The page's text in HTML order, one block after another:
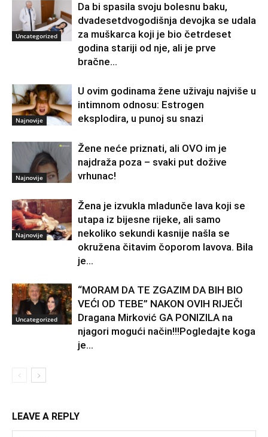
Uncategorized
Da bi spasila svoju bolesnu baku,
dvadesetdvogodišnja devojka se udala
za muškarca koji je bio četrdeset
godina stariji od nje, ali je prve
bračne...
Najnovije
U ovim godinama žene uživaju najviše u
intimnom odnosu: Estrogen
eksplodira, u punoj su snazi
Najnovije
Žene neće priznati, ali OVO im je
najdraža poza – svaki put dožive
vrhunac!
Najnovije
Žena je izvukla mladunče lava koji se
utapa iz bijesne rijeke, ali samo
nekoliko sekundi kasnije našla se
okružena čitavim čoporom lavova. Bila
je...
Uncategorized
“MORAM DA TE ZGAZIM DA BIH BIO
VEĆI OD TEBE” NAKON OVIH RIJEČI
Dragana Mirković GA PONIZILA na
njagori mogući način!!!Pogledajte koga
je...
LEAVE A REPLY